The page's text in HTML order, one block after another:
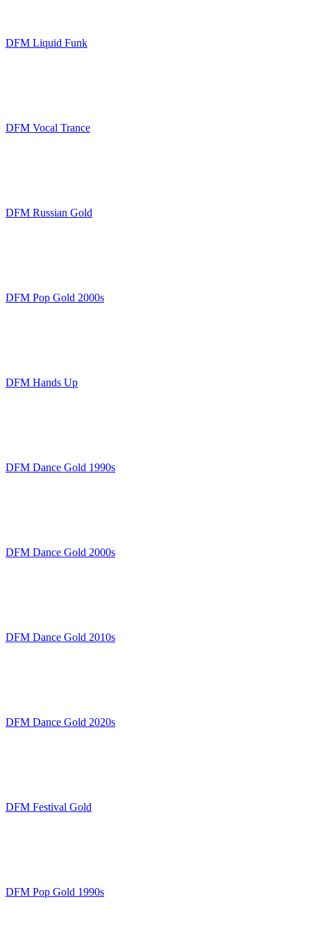
DFM Liquid Funk
DFM Vocal Trance
DFM Russian Gold
DFM Pop Gold 2000s
DFM Hands Up
DFM Dance Gold 1990s
DFM Dance Gold 2000s
DFM Dance Gold 2010s
DFM Dance Gold 2020s
DFM Festival Gold
DFM Pop Gold 1990s